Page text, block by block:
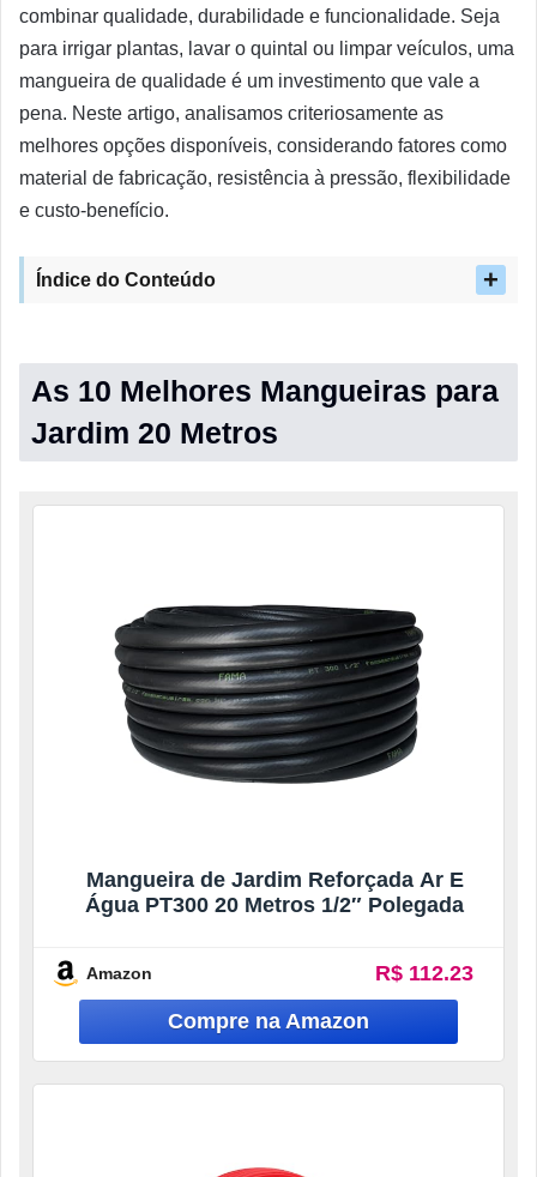
combinar qualidade, durabilidade e funcionalidade. Seja
para irrigar plantas, lavar o quintal ou limpar veículos, uma
mangueira de qualidade é um investimento que vale a
pena. Neste artigo, analisamos criteriosamente as
melhores opções disponíveis, considerando fatores como
material de fabricação, resistência à pressão, flexibilidade
e custo-benefício.
Índice do Conteúdo
As 10 Melhores Mangueiras para
Jardim 20 Metros
Mangueira de Jardim Reforçada Ar E
Água PT300 20 Metros 1/2″ Polegada
Amazon R$ 112.23